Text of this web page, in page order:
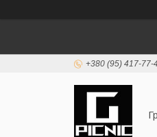
+380 (95) 417-77-